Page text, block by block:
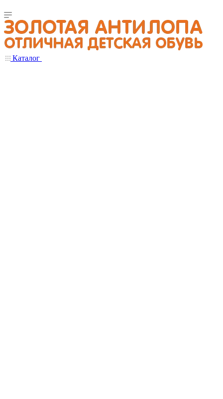
Каталог